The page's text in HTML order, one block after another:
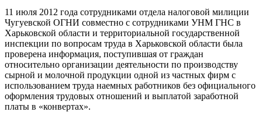
11 июля 2012 года сотрудниками отдела налоговой милиции
Чугуевской ОГНИ совместно с сотрудниками УНМ ГНС в
Харьковской области и территориальной государственной
инспекции по вопросам труда в Харьковской области была
проверена информация, поступившая от граждан
относительно организации деятельности по производству
сырной и молочной продукции одной из частных фирм с
использованием труда наемных работников без официального
оформления трудовых отношений и выплатой заработной
платы в «конвертах».